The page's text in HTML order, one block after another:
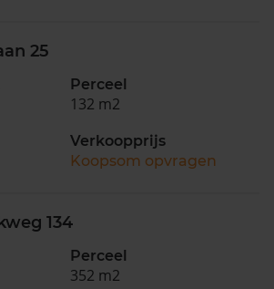
25
Perceel
132 m2
Verkoopprijs
Koopsom opvragen
134
Perceel
352 m2